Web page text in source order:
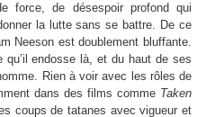
force, de désespoir profond qui
la lutte sans se battre. De ce
Neeson est doublement bluffante.
qu’il endosse là, et du haut de ses
Rien à voir avec les rôles de
dans des films comme Taken
coups de tatanes avec vigueur et